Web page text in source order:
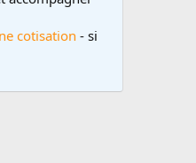
cotisation - si